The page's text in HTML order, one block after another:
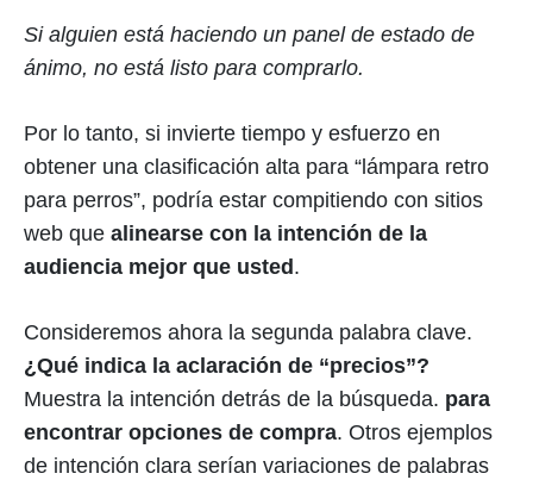
Si alguien está haciendo un panel de estado de
ánimo, no está listo para comprarlo.
Por lo tanto, si invierte tiempo y esfuerzo en
obtener una clasificación alta para “lámpara retro
para perros”, podría estar compitiendo con sitios
web que alinearse con la intención de la
audiencia mejor que usted .
Consideremos ahora la segunda palabra clave.
¿Qué indica la aclaración de “precios”?
Muestra la intención detrás de la búsqueda. para
encontrar opciones de compra. Otros ejemplos
de intención clara serían variaciones de palabras